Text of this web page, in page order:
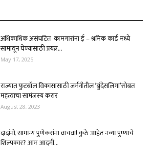
अधिकाधिक असंघटित कामगारांना ई – श्रमिक कार्ड मध्ये
सामावून घेण्यासाठी प्रयत्न...
May 17, 2025
राज्यात फुटबॉल विकासासाठी जर्मनीतील ‘बुंदेसलिगा’सोबत
महत्वाचा सामंजस्य करार
August 28, 2023
दादांनो, सामान्य पुणेकरांना वाचवा! कुठे आहेत नव्या पुण्याचे
शिल्पकार? आम आदमी...